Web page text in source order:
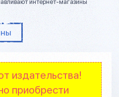
интернет-магазины
издательства!
приобрести